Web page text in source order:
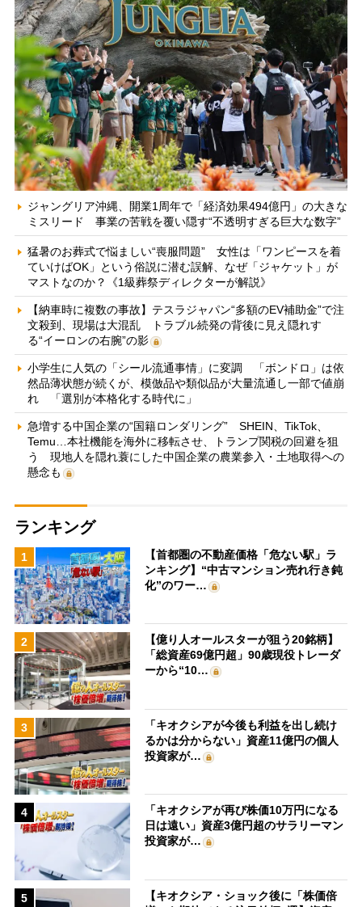
ジャングリア沖縄、開業1周年で「経済効果494億円」の大きな
ミスリード 事業の苦戦を覆い隠す“不透明すぎる巨大な数字”
猛暑のお葬式で悩ましい“喪服問題” 女性は「ワンピースを着
ていけばOK」という俗説に潜む誤解、なぜ「ジャケット」が
マストなのか？《1級葬祭ディレクターが解説》
【納車時に複数の事故】テスラジャパン“多額のEV補助金”で注
文殺到、現場は大混乱 トラブル続発の背後に見え隠れす
る“イーロンの右腕”の影
小学生に人気の「シール流通事情」に変調 「ボンドロ」は依
然品薄状態が続くが、模倣品や類似品が大量流通し一部で値崩
れ 「選別が本格化する時代に」
急増する中国企業の“国籍ロンダリング” SHEIN、TikTok、
Temu…本社機能を海外に移転させ、トランプ関税の回避を狙
う 現地人を隠れ蓑にした中国企業の農業参入・土地取得への
懸念も
ランキング
1
【首都圏の不動産価格「危ない駅」ラ
ンキング】“中古マンション売れ行き鈍
化”のワー…
2
【億り人オールスターが狙う20銘柄】
「総資産69億円超」90歳現役トレーダ
ーから“10…
3
「キオクシアが今後も利益を出し続け
るかは分からない」資産11億円の個人
投資家が…
4
「キオクシアが再び株価10万円になる
日は遠い」資産3億円超のサラリーマン
投資家が…
5
【キオクシア・ショック後に「株価倍